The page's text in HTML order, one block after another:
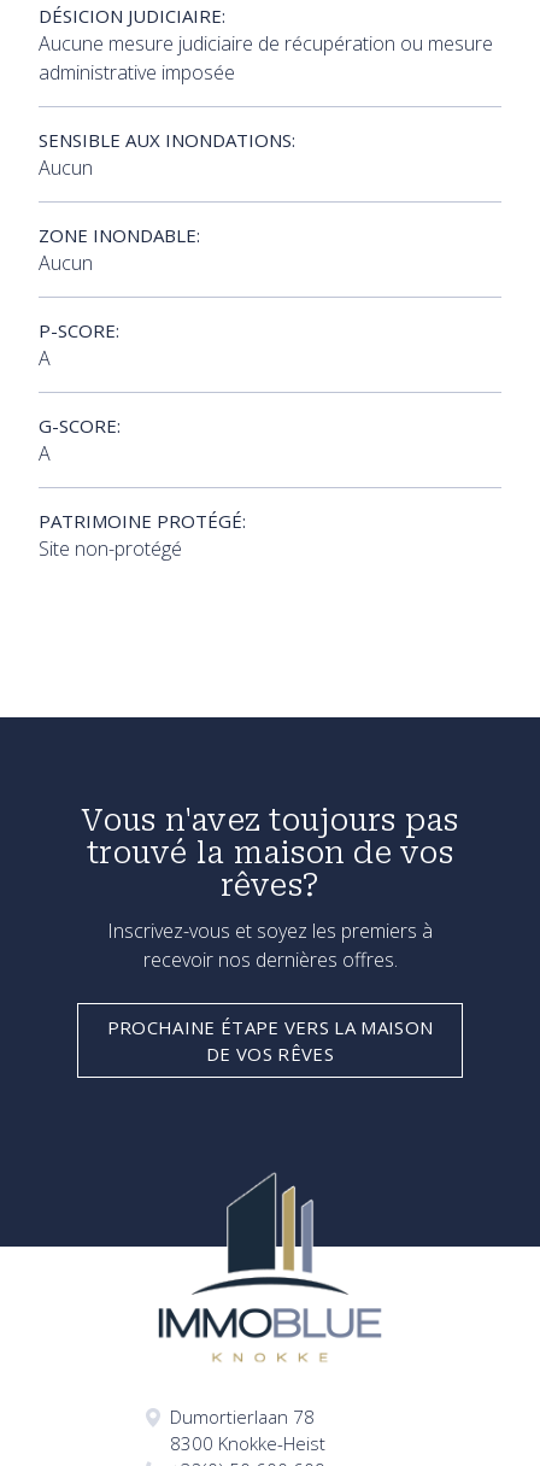
DÉSICION JUDICIAIRE:
Aucune mesure judiciaire de récupération ou mesure
administrative imposée
SENSIBLE AUX INONDATIONS:
Aucun
ZONE INONDABLE:
Aucun
P-SCORE:
A
G-SCORE:
A
PATRIMOINE PROTÉGÉ:
Site non-protégé
Vous n'avez toujours pas
trouvé la maison de vos
rêves?
Inscrivez-vous et soyez les premiers à
recevoir nos dernières offres.
PROCHAINE ÉTAPE VERS LA MAISON
DE VOS RÊVES
Dumortierlaan 78
8300 Knokke-Heist